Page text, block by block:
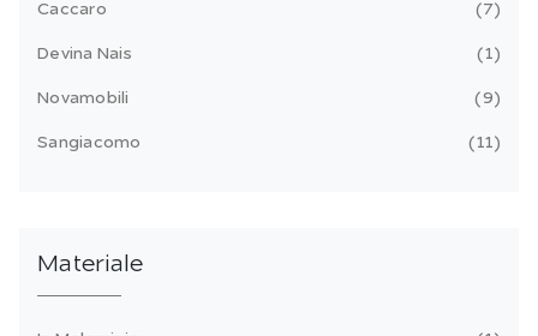
Caccaro 7
Devina Nais 1
Novamobili 9
Sangiacomo 11
Materiale